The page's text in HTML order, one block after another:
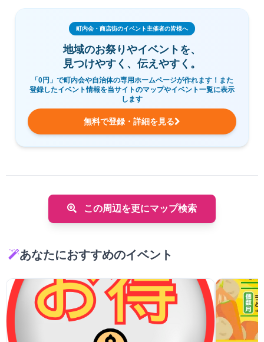
町内会・商店街のイベント主催者の皆様へ
地域のお祭りやイベントを、
見つけやすく、伝えやすく。
「0円」で町内会や自治体の専用ホームページが作れます！また
登録したイベント情報を当サイトのマップやイベント一覧に表示
します
無料で登録・詳細を見る
この周辺を更にマップ検索
あなたにおすすめのイベント